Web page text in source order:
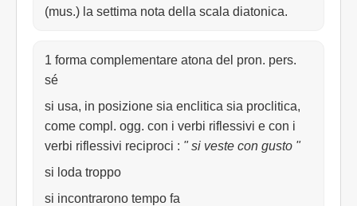
(mus.) la settima nota della scala diatonica.
1 forma complementare atona del pron. pers.
sé
si usa, in posizione sia enclitica sia proclitica,
come compl. ogg. con i verbi riflessivi e con i
verbi riflessivi reciproci : " si veste con gusto "
si loda troppo
si incontrarono tempo fa